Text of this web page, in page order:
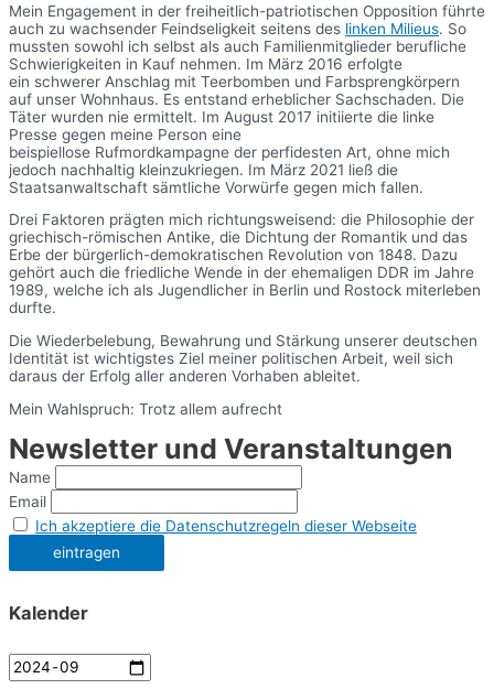
Mein Engagement in der freiheitlich-patriotischen Opposition führte
auch zu wachsender Feindseligkeit seitens des linken Milieus. So
mussten sowohl ich selbst als auch Familienmitglieder berufliche
Schwierigkeiten in Kauf nehmen. Im März 2016 erfolgte
ein schwerer Anschlag mit Teerbomben und Farbsprengkörpern
auf unser Wohnhaus. Es entstand erheblicher Sachschaden. Die
Täter wurden nie ermittelt. Im August 2017 initiierte die linke
Presse gegen meine Person eine
beispiellose Rufmordkampagne der perfidesten Art, ohne mich
jedoch nachhaltig kleinzukriegen. Im März 2021 ließ die
Staatsanwaltschaft sämtliche Vorwürfe gegen mich fallen.
Drei Faktoren prägten mich richtungsweisend: die Philosophie der
griechisch-römischen Antike, die Dichtung der Romantik und das
Erbe der bürgerlich-demokratischen Revolution von 1848. Dazu
gehört auch die friedliche Wende in der ehemaligen DDR im Jahre
1989, welche ich als Jugendlicher in Berlin und Rostock miterleben
durfte.
Die Wiederbelebung, Bewahrung und Stärkung unserer deutschen
Identität ist wichtigstes Ziel meiner politischen Arbeit, weil sich
daraus der Erfolg aller anderen Vorhaben ableitet.
Mein Wahlspruch: Trotz allem aufrecht
Newsletter und Veranstaltungen
Name
Email
Ich akzeptiere die Datenschutzregeln dieser Webseite
Kalender